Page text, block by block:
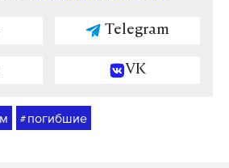
Telegram
VK
# погибшие